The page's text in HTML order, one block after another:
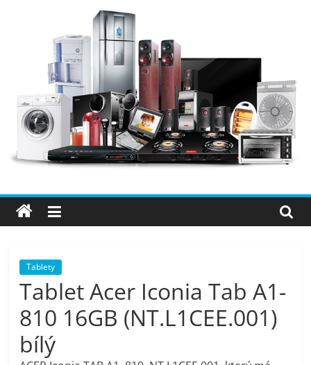
Elektro
OK
–
nejlepší
elektronika
porovnání,
pračky,
Tablety
Tablet Acer Iconia Tab A1-
810 16GB (NT.L1CEE.001)
bílý